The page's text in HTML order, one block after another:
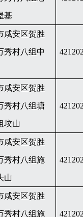
基
咸安区贺胜
秀村八组中
咸安区贺胜
秀村八组塘
坟山
咸安区贺胜
秀村八组施
山
咸安区贺胜
秀村八组施